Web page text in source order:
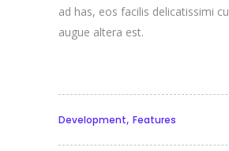
ad has, eos facilis delicatissimi
augue altera est.
Development, Features